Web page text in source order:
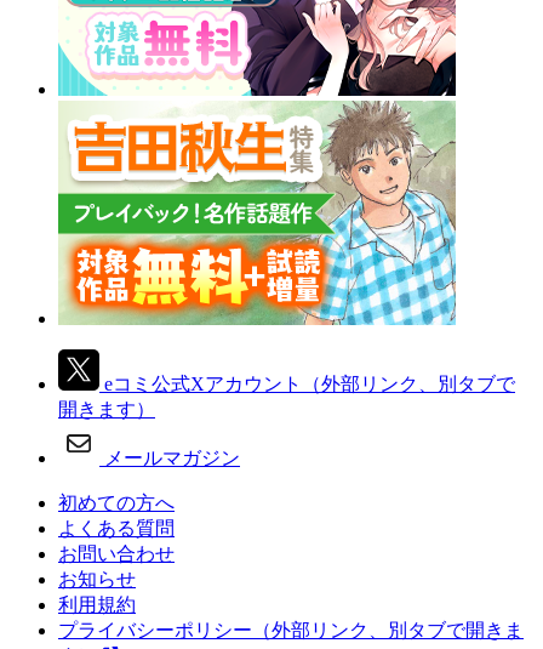
eコミ公式Xアカウント
（外部リンク、別タブで
開きます）
メールマガジン
初めての方へ
よくある質問
お問い合わせ
お知らせ
利用規約
プライバシーポリシー （外部リンク、別タブで開きま